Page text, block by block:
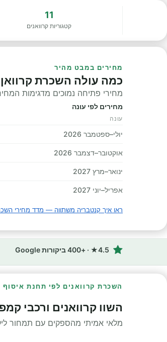
11
קטגוריות קרוואנים
מחירים במבט מהיר
כמה עולה השכרת
מחירי פתיחה נמוכים מדגימות
מחירים לפי עונה
עונה
יולי–ספטמבר 2026
אוקטובר–דצמבר 2026
ינואר–מרץ 2027
אפריל–יוני 2027
ראו איך קנטבריה משתווה — מדד מחירי
4.5★ · +400 ביקורות Google
השכרת קרוואנים לפי תחנת איסוף
השוו קרוואנים ורכבי
מלאי אמיתי מהספקים עם תמחור